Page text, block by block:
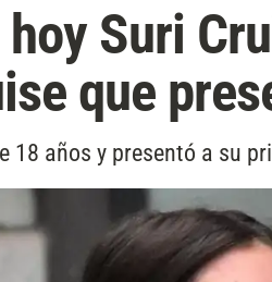
Suri
que
18 años y presentó a su